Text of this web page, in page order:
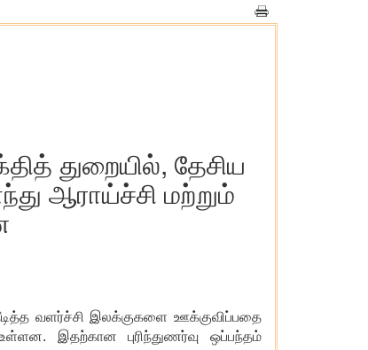
துறையில், தேசிய
ஆராய்ச்சி மற்றும்
வளர்ச்சி இலக்குகளை ஊக்குவிப்பதை
இதற்கான புரிந்துணர்வு ஒப்பந்தம்